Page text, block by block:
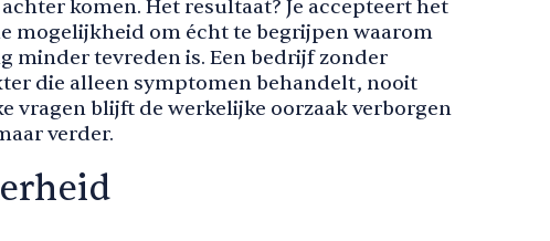
komen. Het resultaat? Je accepteert het
mogelijkheid om écht te begrijpen waarom
minder tevreden is. Een bedrijf zonder
die alleen symptomen behandelt, nooit
vragen blijft de werkelijke oorzaak verborgen
verder.